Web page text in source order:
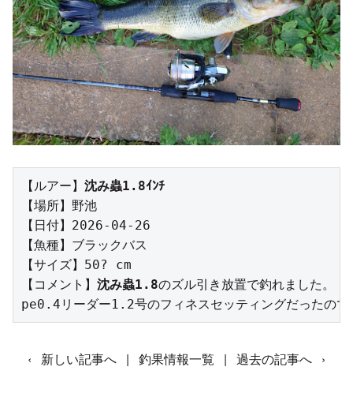
【ルアー】 沈み蟲1.8ｲﾝﾁ
【場所】野池
【日付】2026-04-26
【魚種】ブラックバス
【サイズ】50? cm
【コメント】 沈み蟲1.8のズル引き放置で釣れました。
‹ 新しい記事へ | 釣果情報一覧 | 過去の記事へ ›